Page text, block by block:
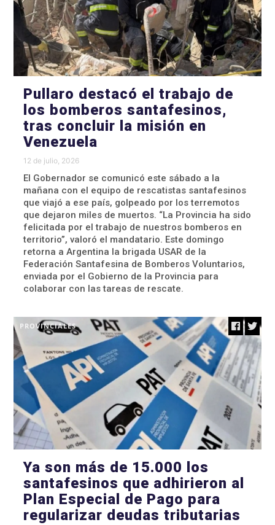
Pullaro destacó el trabajo de
los bomberos santafesinos,
tras concluir la misión en
Venezuela
12 de julio, 2026
El Gobernador se comunicó este sábado a la
mañana con el equipo de rescatistas santafesinos
que viajó a ese país, golpeado por los terremotos
que dejaron miles de muertos. “La Provincia ha sido
felicitada por el trabajo de nuestros bomberos en
territorio”, valoró el mandatario. Este domingo
retorna a Argentina la brigada USAR de la
Federación Santafesina de Bomberos Voluntarios,
enviada por el Gobierno de la Provincia para
colaborar con las tareas de rescate.
PROVINCIALES
Ya son más de 15.000 los
santafesinos que adhirieron al
Plan Especial de Pago para
regularizar deudas tributarias